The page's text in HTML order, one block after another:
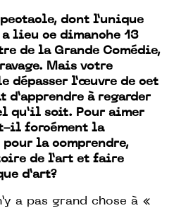
dont l’unique
lieu ce dimanche 13
de la Grande Comédie,
Mais votre
dépasser l’œuvre de cet
à regarder
qu’il soit. Pour aimer
il forcément la
pour la comprendre,
de l’art et faire
d’art?
a pas grand chose à «